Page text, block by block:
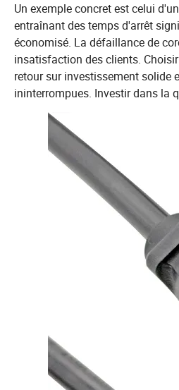
Un exemple concret est celui
entraînant des temps d'arrêt
économisé. La défaillance de
insatisfaction des clients.
retour sur investissement solide
ininterrompues. Investir dans la